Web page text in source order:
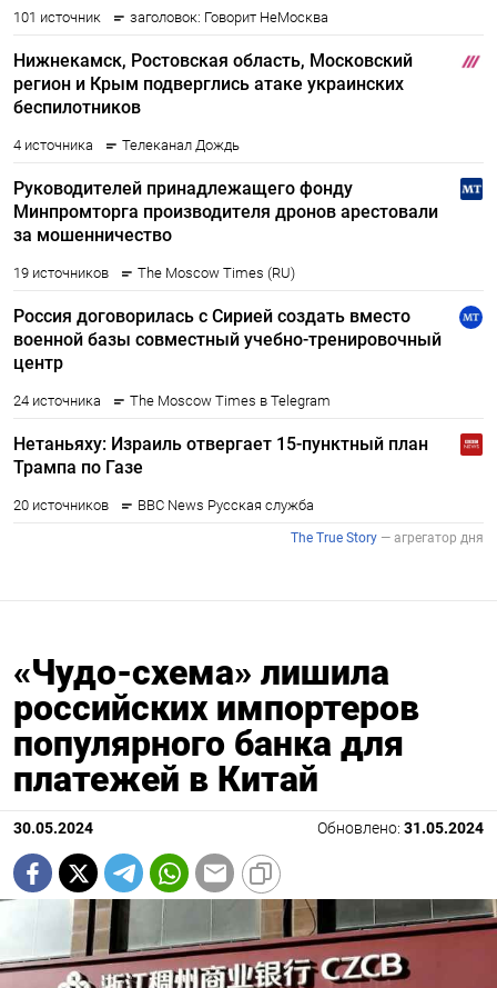
«Чудо-схема» лишила
российских импортеров
популярного банка для
платежей в Китай
30.05.2024 Обновлено: 31.05.2024